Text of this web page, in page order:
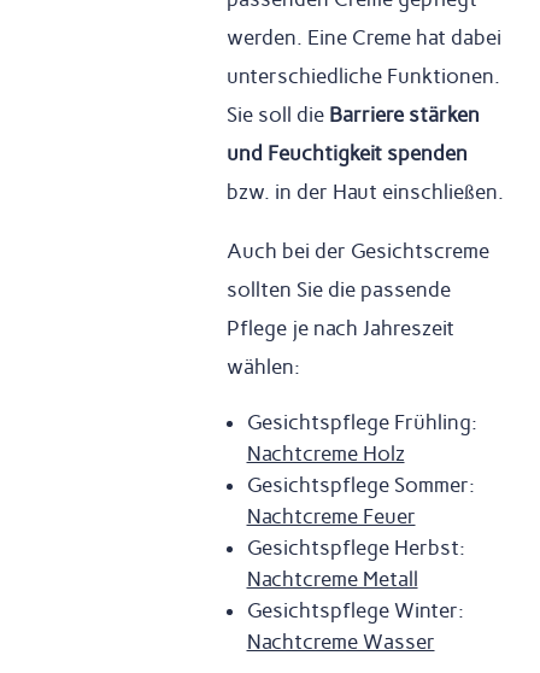
werden. Eine Creme hat dabei
unterschiedliche Funktionen.
Sie soll die Barriere stärken
und Feuchtigkeit spenden
bzw. in der Haut einschließen.
Auch bei der Gesichtscreme
sollten Sie die passende
Pflege je nach Jahreszeit
wählen:
Gesichtspflege Frühling:
Nachtcreme Holz
Gesichtspflege Sommer:
Nachtcreme Feuer
Gesichtspflege Herbst:
Nachtcreme Metall
Gesichtspflege Winter:
Nachtcreme Wasser